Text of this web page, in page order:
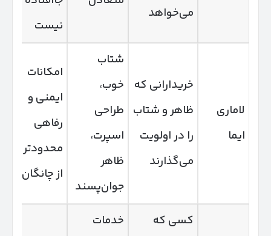
می‌خواهد
نیست
لاماری
ایما
خریدارانی که
ظاهر و شتاب
را در اولویت
می‌گذارند
شتاب
خوب،
طراحی
اسپرت،
ظاهر
جوان‌پسند
امکانات
ایمنی و
رفاهی
محدودتر
از چانگان
کسی که
خدمات